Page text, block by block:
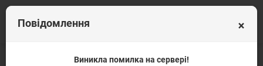
Цукрові прикраси Цукрове мереживо Мереживо для торта
×
Повідомлення
Виникла помилка на сервері!